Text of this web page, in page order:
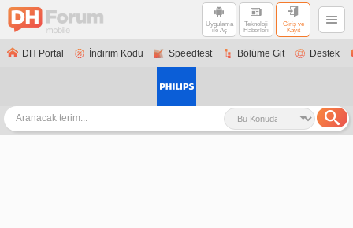
Uygulama
ile Aç
Teknoloji
Haberleri
Giriş ve
Kayıt
DH Portal İndirim Kodu Speedtest Bölüme Git Destek